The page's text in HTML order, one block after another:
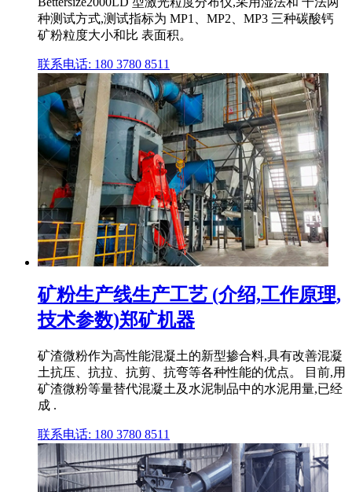
种测试方式,测试指标为 MP1、MP2、MP3 三种碳酸钙
矿粉粒度大小和比 表面积。
联系电话: 180 3780 8511
矿粉生产线生产工艺 (介绍,工作原理,
技术参数)郑矿机器
矿渣微粉作为高性能混凝土的新型掺合料,具有改善混凝
土抗压、抗拉、抗剪、抗弯等各种性能的优点。 目前,用
矿渣微粉等量替代混凝土及水泥制品中的水泥用量,已经
成 .
联系电话: 180 3780 8511